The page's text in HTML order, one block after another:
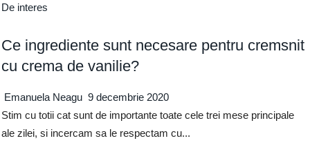
De interes
Ce ingrediente sunt necesare pentru cremsnit
cu crema de vanilie?
Emanuela Neagu 9 decembrie 2020
Stim cu totii cat sunt de importante toate cele trei mese principale
ale zilei, si incercam sa le respectam cu...